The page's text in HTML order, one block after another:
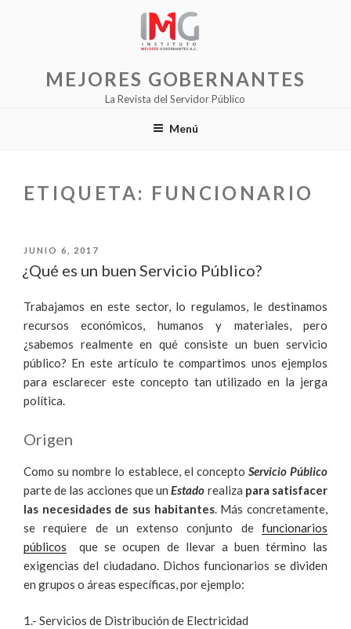
MEJORES GOBERNANTES
La Revista del Servidor Público
Menú
ETIQUETA: FUNCIONARIO
PUBLICADO
JUNIO 6, 2017
¿Qué es un buen Servicio Público?
Trabajamos en este sector, lo regulamos, le destinamos
recursos económicos, humanos y materiales, pero
¿sabemos realmente en qué consiste un buen servicio
público? En este artículo te compartimos unos ejemplos
para esclarecer este concepto tan utilizado en la jerga
política.
Origen
Como su nombre lo establece, el concepto Servicio Público
parte de las acciones que unEstado realiza para satisfacer
las necesidades de sus habitantes. Más concretamente,
se requiere de un extenso conjunto de funcionarios
públicos que se ocupen de llevar a buen término las
exigencias del ciudadano. Dichos funcionarios se dividen
en grupos o áreas específicas, por ejemplo:
1.- Servicios de Distribución de Electricidad